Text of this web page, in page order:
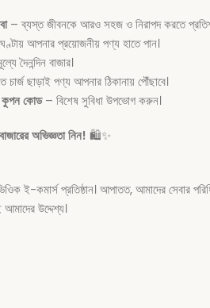
– ব্যস্ত জীবনকে আরও সহজ ও নিরাপদ করতে
আপনার প্রয়োজনীয় পণ্য হাতে পান।
দৈনন্দিন বাজার।
ছাড়াই পণ্য আপনার ঠিকানায় পৌঁছাবে।
কুপন কোড– বিশেষ সুবিধা উপভোগ করুন।
অভিজ্ঞতা নিন! 🛍️✨
প্রতিষ্ঠান। আপাতত, আমাদের সেবার
উদ্দেশ্য।